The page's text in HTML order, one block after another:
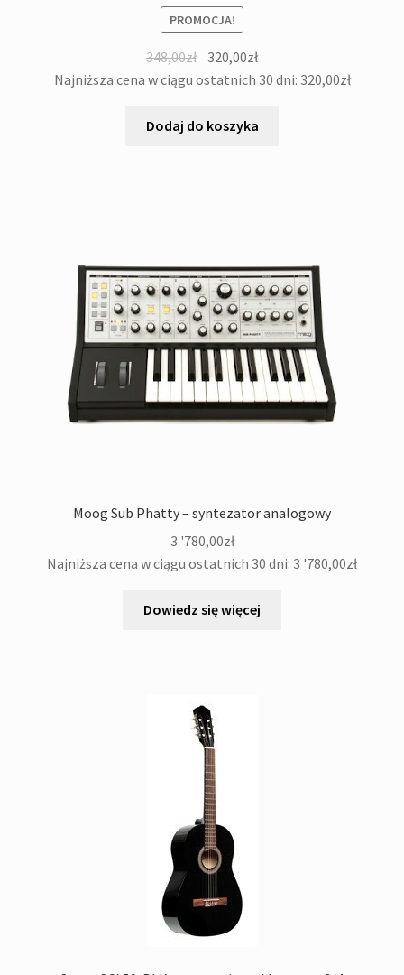
PROMOCJA!
348,00zł Pierwotna
cena
348,00zł.
320,00złAktualna
cena
320,00zł.
Najniższa cena w ciągu ostatnich 30 dni: 320,00zł
Dodaj do koszyka
Moog Sub Phatty – syntezator analogowy
3 '780,00zł
Najniższa cena w ciągu ostatnich 30 dni: 3 '780,00zł
Dowiedz się więcej